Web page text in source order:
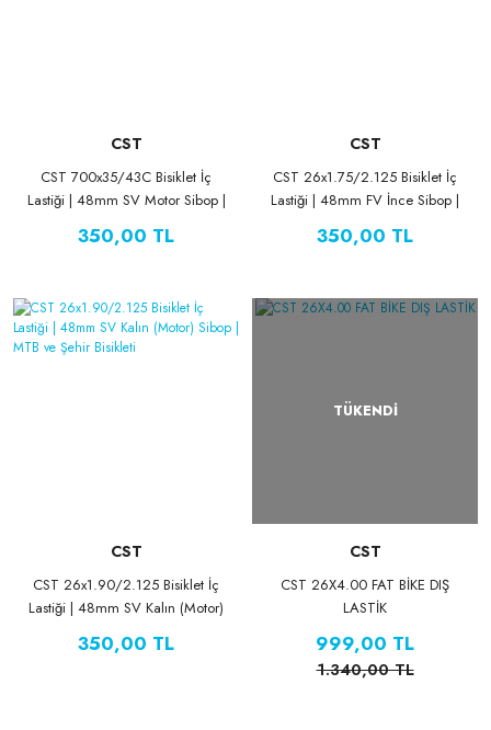
CST
CST 700x35/43C Bisiklet İç
Lastiği | 48mm SV Motor Sibop |
350,00 TL
CST
CST 26x1.75/2.125 Bisiklet İç
Lastiği | 48mm FV İnce Sibop |
350,00 TL
CST
CST 26x1.90/2.125 Bisiklet İç
Lastiği | 48mm SV Kalın (Motor)
350,00 TL
TÜKENDİ
CST
CST 26X4.00 FAT BİKE DIŞ
LASTİK
999,00 TL
1.340,00 TL